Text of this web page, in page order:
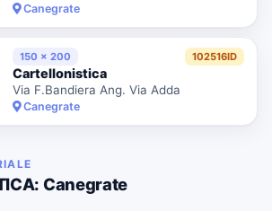
Canegrate
150 x 200 102516ID
Cartellonistica
Via F.Bandiera Ang. Via Adda
Canegrate
Canegrate